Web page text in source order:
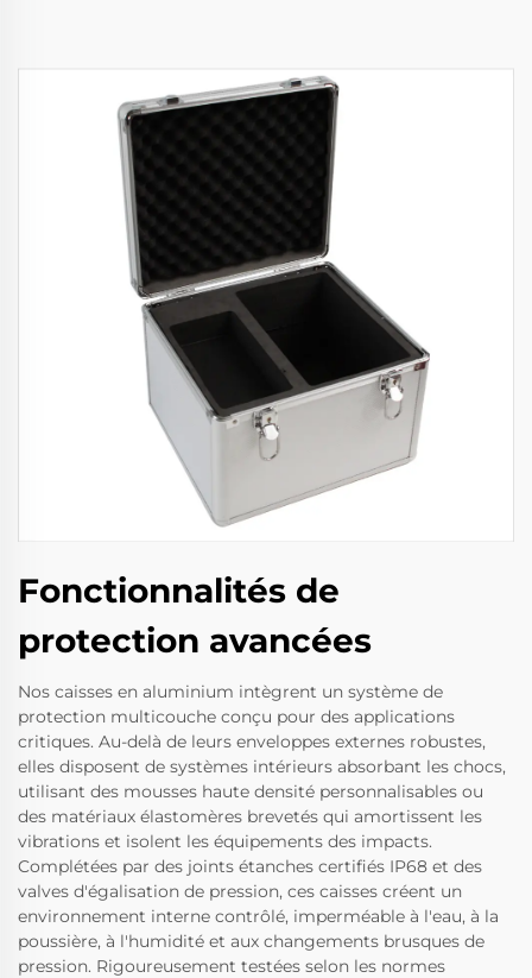
Fonctionnalités de
protection avancées
Nos caisses en aluminium intègrent un système de
protection multicouche conçu pour des applications
critiques. Au-delà de leurs enveloppes externes robustes,
elles disposent de systèmes intérieurs absorbant les chocs,
utilisant des mousses haute densité personnalisables ou
des matériaux élastomères brevetés qui amortissent les
vibrations et isolent les équipements des impacts.
Complétées par des joints étanches certifiés IP68 et des
valves d'égalisation de pression, ces caisses créent un
environnement interne contrôlé, imperméable à l'eau, à la
poussière, à l'humidité et aux changements brusques de
pression. Rigoureusement testées selon les normes